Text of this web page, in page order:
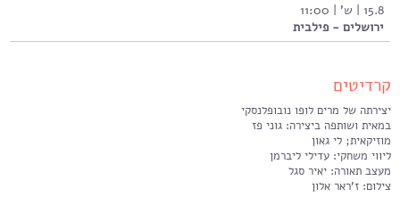
15.8 | ש' | 11:00
ירושלים - פילבית
קרדיטים
יצירתה של מרים לופו נובופלנסקי
במאית ושותפה ביצירה: גוני פז
מוזיקאית; לי גאון
ליווי משחקי: עדילי ליברמן
מעצב תאורה: יאיר סגל
צילום: ז'ראר אלון